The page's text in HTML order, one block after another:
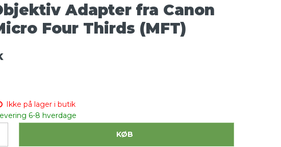
Adapter fra Canon
Four Thirds (MFT)
Ikke på lager i butik
6-8 hverdage
KØB